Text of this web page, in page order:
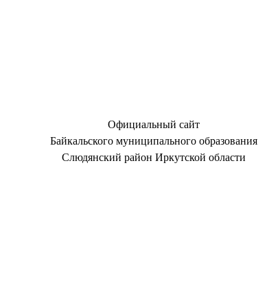
Официальный сайт
Байкальского муниципального образования
Слюдянский район Иркутской области